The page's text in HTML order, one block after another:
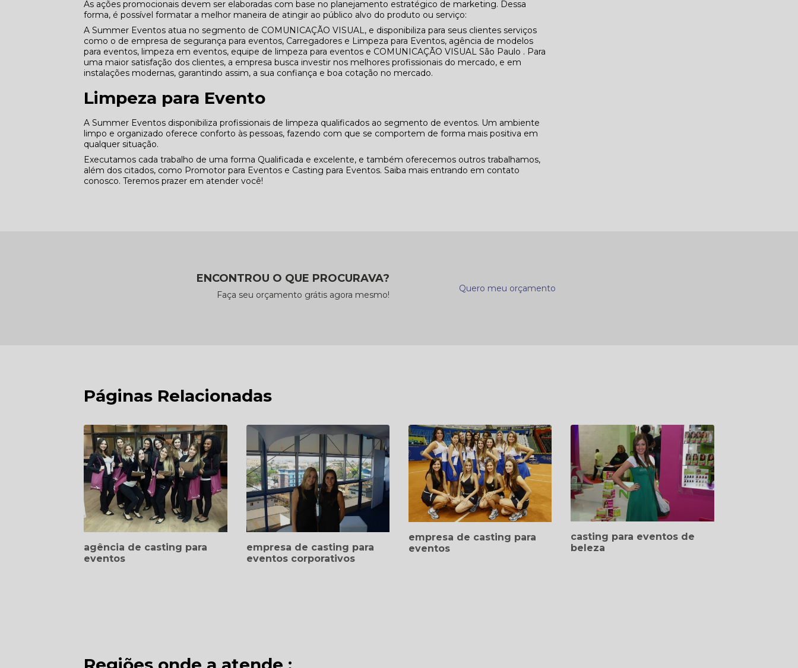
As ações promocionais devem ser elaboradas com base no planejamento estratégico de marketing. Dessa
forma, é possível formatar a melhor maneira de atingir ao público alvo do produto ou serviço:
A Summer Eventos atua no segmento de COMUNICAÇÃO VISUAL, e disponibiliza para seus clientes serviços
como o de empresa de segurança para eventos, Carregadores e Limpeza para Eventos, agência de modelos
para eventos, limpeza em eventos, equipe de limpeza para eventos e COMUNICAÇÃO VISUAL São Paulo . Para
uma maior satisfação dos clientes, a empresa busca investir nos melhores profissionais do mercado, e em
instalações modernas, garantindo assim, a sua confiança e boa cotação no mercado.
Limpeza para Evento
A Summer Eventos disponibiliza profissionais de limpeza qualificados ao segmento de eventos. Um ambiente
limpo e organizado oferece conforto às pessoas, fazendo com que se comportem de forma mais positiva em
qualquer situação.
Executamos cada trabalho de uma forma Qualificada e excelente, e também oferecemos outros trabalhamos,
além dos citados, como Promotor para Eventos e Casting para Eventos. Saiba mais entrando em contato
conosco. Teremos prazer em atender você!
ENCONTROU O QUE PROCURAVA?
Faça seu orçamento grátis agora mesmo!
Quero meu orçamento
Páginas Relacionadas
agência de casting para
eventos
empresa de casting para
eventos corporativos
empresa de casting para
eventos
casting para eventos de
beleza